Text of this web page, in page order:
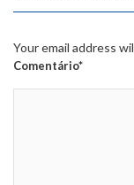
Your email address
Comentário*